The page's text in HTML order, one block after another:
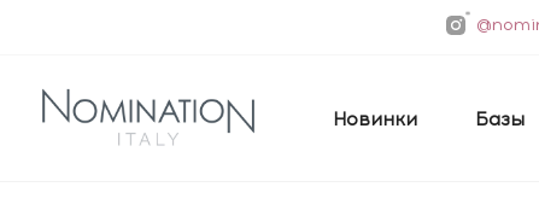
Новинки Базы